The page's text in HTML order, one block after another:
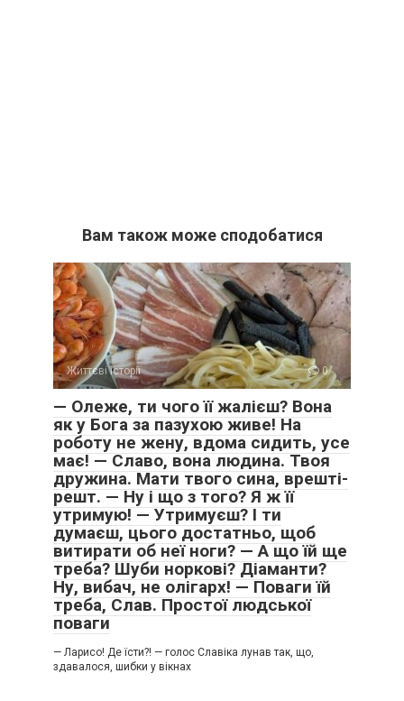
Вам також може сподобатися
Життєві історії 0
— Олеже, ти чого її жалієш? Вона
як у Бога за пазухою живе! На
роботу не жену, вдома сидить, усе
має! — Славо, вона людина. Твоя
дружина. Мати твого сина, врешті-
решт. — Ну і що з того? Я ж її
утримую! — Утримуєш? І ти
думаєш, цього достатньо, щоб
витирати об неї ноги? — А що їй ще
треба? Шуби норкові? Діаманти?
Ну, вибач, не олігарх! — Поваги їй
треба, Слав. Простої людської
поваги
— Ларисо! Де їсти?! — голос Славіка лунав так, що,
здавалося, шибки у вікнах